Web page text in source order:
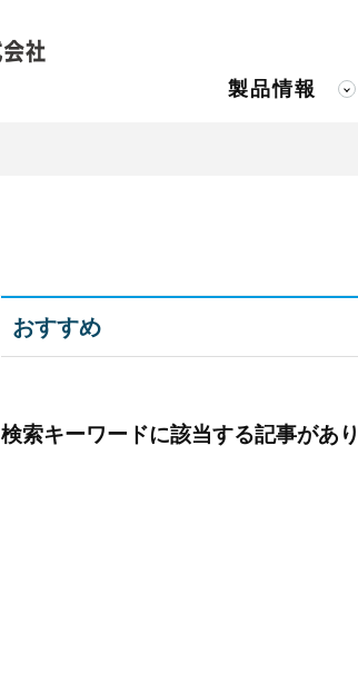
製品情報
おすすめ
検索キーワードに該当する記事があ